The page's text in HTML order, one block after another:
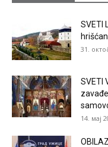
SVETI
31.
SVETI
14. мај